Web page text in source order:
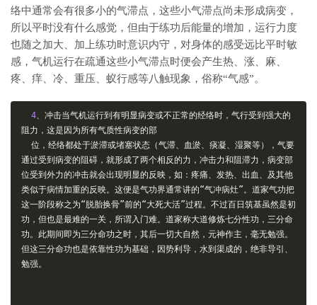
络中通常会有很多小的气滞点，这些小气滞点尚未形成病变，
所以平时没有什么感觉，但由于练功后能量的增加，运行力度
也随之加大、加上练功时意识内守，对身体的感受远比平时敏
感，气机运行在疏通这些小气滞点时便会产生热、涨、麻、
疼、痒、冷、重压、蚁行感等八触现象，俗称“气感”。
4、冲击当气机运行到有明显病变或不正常的经络时，气行受到强大的
阻力，这是因为所有气质性病变的部
位，经络都处于淤滞或堵塞状态（气滞、血淤、痰凝、湿聚等），气要
通过受到病变的阻碍，就形成了两个相反的力，冲击力和阻滞力，病变部
位受到外力的冲击就会出现明显的反映，如：疼痛、发热、出血、及其他
类似于病情加重的反映。这便是气功界通常讲的“气冲病灶”。道家气功把
这一阶段称之为“脱胎换骨”前的“大死大活”过程。不过百日筑基虽然是初
功，但也是最难的一关，所谓入门难。道家称大道修炼七分性功，三分命
功。此期间即为三分命功之时，其后一切大自然，元神作主，毫无勉强。
但这三分命功也是依靠性功为基础，因势利导，水到渠成的，绝非导引、
勉强。